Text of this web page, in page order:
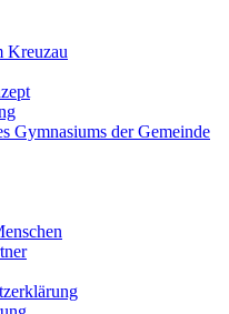
Kreuzau
Gymnasiums der Gemeinde